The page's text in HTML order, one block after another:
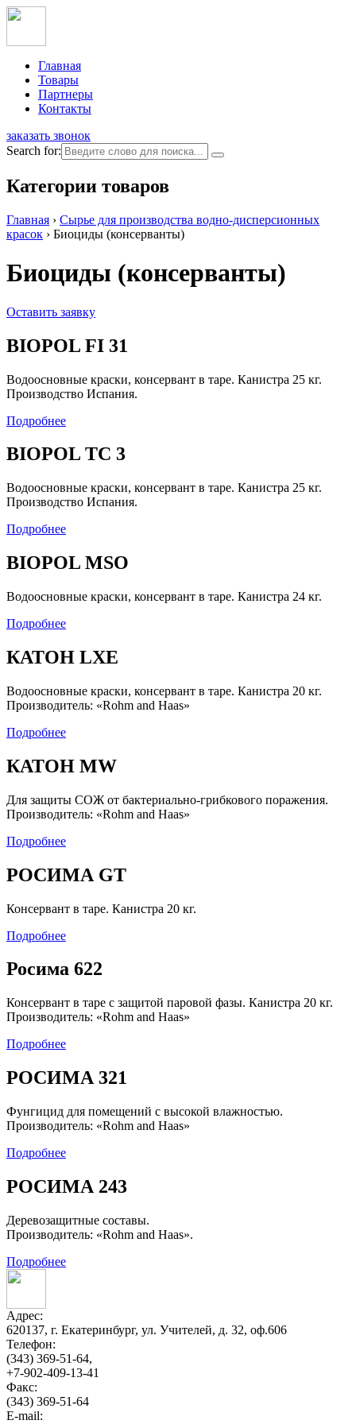
Главная
Товары
Партнеры
Контакты
заказать звонок
Search for:
Категории товаров
Главная › Сырье для производства водно-дисперсионных
красок › Биоциды (консерванты)
Биоциды (консерванты)
Оставить заявку
BIOPOL FI 31
Водоосновные краски, консервант в таре. Канистра 25 кг.
Производство Испания.
Подробнее
BIOPOL ТС 3
Водоосновные краски, консервант в таре. Канистра 25 кг.
Производство Испания.
Подробнее
BIOPOL MSO
Водоосновные краски, консервант в таре. Канистра 24 кг.
Подробнее
КАТОН LXE
Водоосновные краски, консервант в таре. Канистра 20 кг.
Производитель: «Rohm and Haas»
Подробнее
КАТОН MW
Для защиты СОЖ от бактериально-грибкового поражения.
Производитель: «Rohm and Haas»
Подробнее
РОСИМА GT
Консервант в таре. Канистра 20 кг.
Подробнее
Росима 622
Консервант в таре с защитой паровой фазы. Канистра 20 кг.
Производитель: «Rohm and Haas»
Подробнее
РОСИМА 321
Фунгицид для помещений с высокой влажностью.
Производитель: «Rohm and Haas»
Подробнее
РОСИМА 243
Деревозащитные составы.
Производитель: «Rohm and Haas».
Подробнее
Адрес:
620137, г. Екатеринбург, ул. Учителей, д. 32, оф.606
Телефон:
(343) 369-51-64,
+7-902-409-13-41
Факс:
(343) 369-51-64
E-mail: